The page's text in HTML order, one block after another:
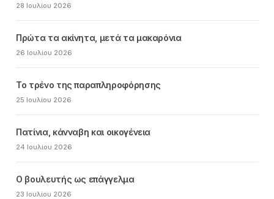
28 Ιουλίου 2026
Πρώτα τα ακίνητα, μετά τα μακαρόνια
26 Ιουλίου 2026
Το τρένο της παραπληροφόρησης
25 Ιουλίου 2026
Πατίνια, κάνναβη και οικογένεια
24 Ιουλίου 2026
Ο βουλευτής ως επάγγελμα
23 Ιουλίου 2026